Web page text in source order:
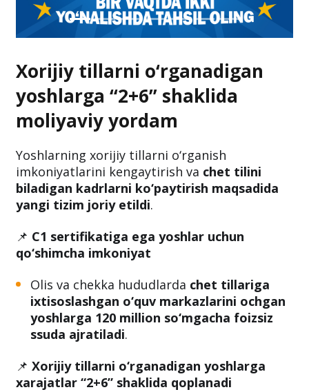
Xorijiy tillarni o‘rganadigan
yoshlarga “2+6” shaklida
moliyaviy yordam
Yoshlarning xorijiy tillarni o‘rganish
imkoniyatlarini kengaytirish va chet tilini
biladigan kadrlarni ko‘paytirish maqsadida
yangi tizim joriy etildi.
📌 C1 sertifikatiga ega yoshlar uchun
qo‘shimcha imkoniyat
Olis va chekka hududlarda chet tillariga
ixtisoslashgan o‘quv markazlarini ochgan
yoshlarga 120 million so‘mgacha foizsiz
ssuda ajratiladi.
📌 Xorijiy tillarni o‘rganadigan yoshlarga
xarajatlar “2+6” shaklida qoplanadi